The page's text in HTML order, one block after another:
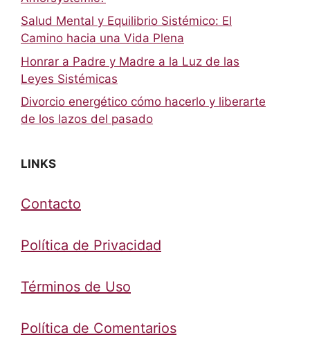
Salud Mental y Equilibrio Sistémico: El
Camino hacia una Vida Plena
Honrar a Padre y Madre a la Luz de las
Leyes Sistémicas
Divorcio energético cómo hacerlo y liberarte
de los lazos del pasado
LINKS
Contacto
Política de Privacidad
Términos de Uso
Política de Comentarios